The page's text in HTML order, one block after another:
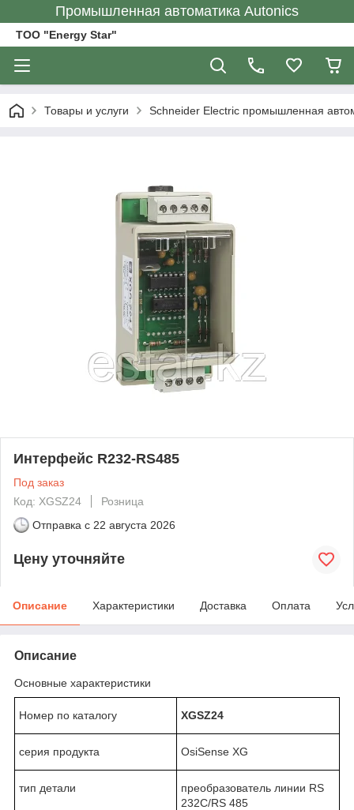
Промышленная автоматика Autonics
ТОО "Energy Star"
Товары и услуги Schneider Electric промышленная
Интерфейс R232-RS485
Под заказ
Код: XGSZ24
Розница
Отправка с 22 августа 2026
Цену уточняйте
Описание Характеристики Доставка Оплата
Описание
Основные характеристики
Номер по каталогу XGSZ24
серия продукта OsiSense XG
тип детали
преобразователь линии RS
232C/RS 485